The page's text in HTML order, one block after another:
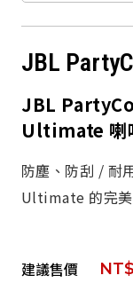
JBL
JBL
Ultimate 喇
防塵、防刮 / 耐
Ultimate 的完
建議售價 NT$